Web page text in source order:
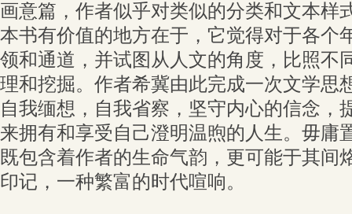
画意篇，作者似乎对类似的分类和文本样
本书有价值的地方在于，它觉得对于各个
领和通道，并试图从人文的角度，比照不
理和挖掘。作者希冀由此完成一次文学思
自我缅想，自我省察，坚守内心的信念，
来拥有和享受自己澄明温煦的人生。毋庸
既包含着作者的生命气韵，更可能于其间
印记，一种繁富的时代喧响。